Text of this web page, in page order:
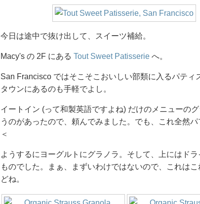
今日は途中で抜け出して、スイーツ補給。
Macy's の 2F にある Tout Sweet Patisserie へ。
San Francisco ではそこそこおいしい部類に入るパティ
タウンにあるのも手軽でよし。
イートイン (って和製英語ですよね) だけのメニューの
うのがあったので、頼んでみました。でも、これ全然パ
＜
ようするにヨーグルトにグラノラ。そして、上にはドラ
ものでした。まぁ、まずいわけではないので、これは
どね。